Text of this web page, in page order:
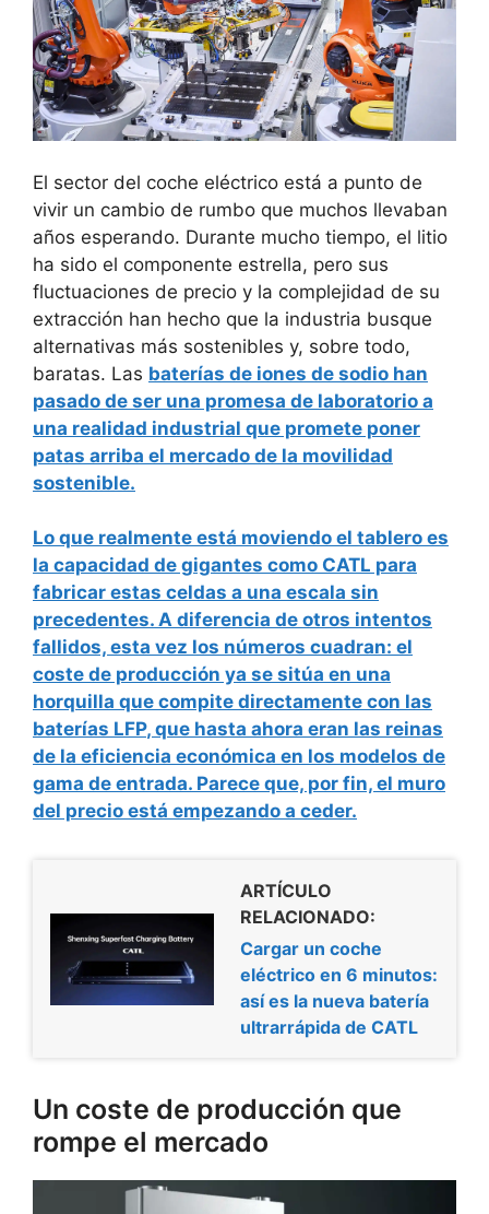
El sector del coche eléctrico está a punto de
vivir un cambio de rumbo que muchos llevaban
años esperando. Durante mucho tiempo, el litio
ha sido el componente estrella, pero sus
fluctuaciones de precio y la complejidad de su
extracción han hecho que la industria busque
alternativas más sostenibles y, sobre todo,
baratas. Las baterías de iones de sodio han
pasado de ser una promesa de laboratorio a
una realidad industrial que promete poner
patas arriba el mercado de la movilidad
sostenible.
Lo que realmente está moviendo el tablero es
la capacidad de gigantes como CATL para
fabricar estas celdas a una escala sin
precedentes. A diferencia de otros intentos
fallidos, esta vez los números cuadran: el
coste de producción ya se sitúa en una
horquilla que compite directamente con las
baterías LFP, que hasta ahora eran las reinas
de la eficiencia económica en los modelos de
gama de entrada. Parece que, por fin, el muro
del precio está empezando a ceder.
ARTÍCULO
RELACIONADO:
Cargar un coche
eléctrico en 6 minutos:
así es la nueva batería
ultrarrápida de CATL
Un coste de producción que
rompe el mercado